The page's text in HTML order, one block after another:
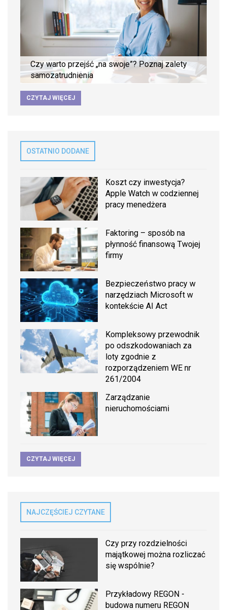
Czy warto przejść „na swoje”? Poznaj zalety
samozatrudnienia
CZYTAJ WIĘCEJ
OSTATNIO DODANE
Koszt czy inwestycja?
Apple Watch w codziennej
pracy menedżera
Faktoring – sposób na
płynność finansową Twojej
firmy
Bezpieczeństwo pracy w
narzędziach Microsoft w
kontekście AI Act
Kompleksowy przewodnik
po odszkodowaniach za
loty zgodnie z
rozporządzeniem WE nr
261/2004
Zarządzanie
nieruchomościami
CZYTAJ WIĘCEJ
NAJCZĘŚCIEJ CZYTANE
Czy przy rozdzielności
majątkowej można rozliczać
się wspólnie?
Przykładowy REGON -
budowa numeru REGON